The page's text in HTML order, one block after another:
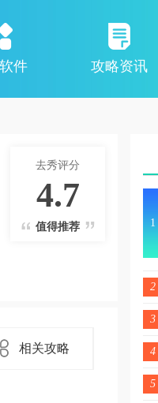
件 攻略资讯
去秀评分
4.7
值得推荐
相关攻略
1
2
3
4
5